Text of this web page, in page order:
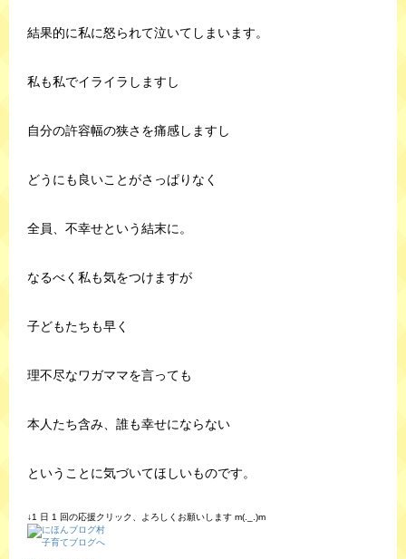
結果的に私に怒られて泣いてしまいます。
私も私でイライラしますし
自分の許容幅の狭さを痛感しますし
どうにも良いことがさっぱりなく
全員、不幸せという結末に。
なるべく私も気をつけますが
子どもたちも早く
理不尽なワガママを言っても
本人たち含み、誰も幸せにならない
ということに気づいてほしいものです。
↓1 日 1 回の応援クリック、よろしくお願いします m(._.)m